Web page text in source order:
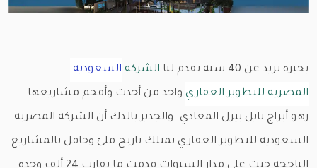
بخبرة تزيد عن 40 سنة تقدم لنا الشركة السعودية
المصرية للتطوير العقاري واحد من أحدث وأفخم مشاريعها
زهو أبراج نايل بيرل المعادي. والجدير بالذك أن الشركة المصرية
السعودية للتطوير العقاري تمتلك تاريخ ملئ وحافل بالمشاريع
الناجحة حيث على مدار السنوات قدمت ما يقارب 24 ألف وحدة